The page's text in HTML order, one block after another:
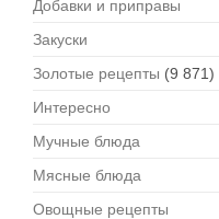
Добавки и приправы
Закуски
Золотые рецепты (9 871)
Интересно
Мучные блюда
Мясные блюда
Овощные рецепты